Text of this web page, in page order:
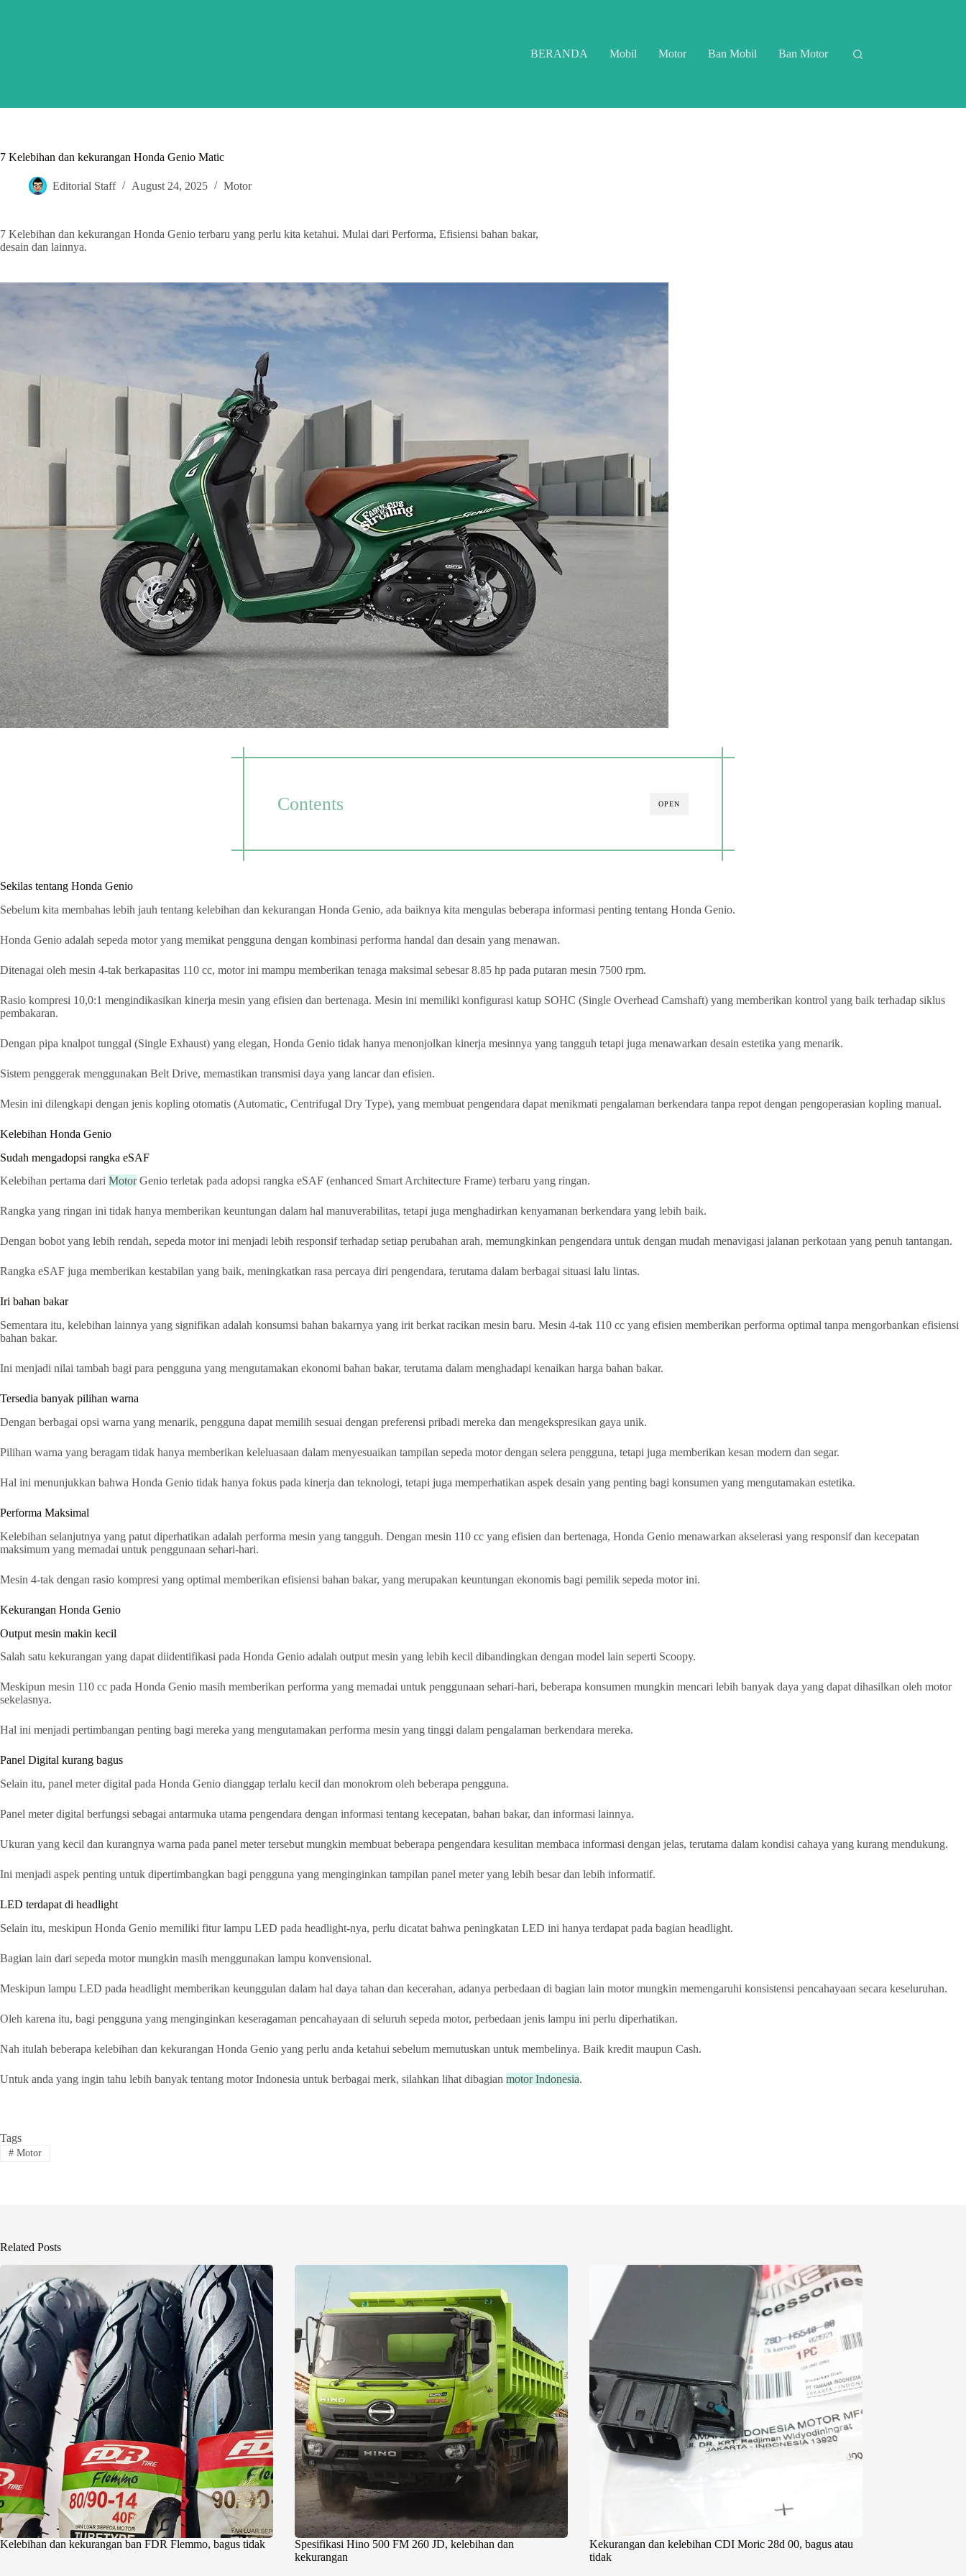
BERANDA
Mobil Motor Ban Mobil Ban Motor
7 Kelebihan dan kekurangan Honda Genio Matic
Editorial Staff August 24, 2025 Motor
7 Kelebihan dan kekurangan Honda Genio terbaru yang perlu kita ketahui. Mulai dari Performa, Efisiensi bahan bakar,
desain dan lainnya.
OPEN
Contents
Sekilas tentang Honda Genio
Sebelum kita membahas lebih jauh tentang kelebihan dan kekurangan Honda Genio, ada baiknya kita mengulas beberapa informasi penting tentang Honda Genio.
Honda Genio adalah sepeda motor yang memikat pengguna dengan kombinasi performa handal dan desain yang menawan.
Ditenagai oleh mesin 4-tak berkapasitas 110 cc, motor ini mampu memberikan tenaga maksimal sebesar 8.85 hp pada putaran mesin 7500 rpm.
Rasio kompresi 10,0:1 mengindikasikan kinerja mesin yang efisien dan bertenaga. Mesin ini memiliki konfigurasi katup SOHC (Single Overhead Camshaft) yang memberikan kontrol yang baik terhadap siklus
pembakaran.
Dengan pipa knalpot tunggal (Single Exhaust) yang elegan, Honda Genio tidak hanya menonjolkan kinerja mesinnya yang tangguh tetapi juga menawarkan desain estetika yang menarik.
Sistem penggerak menggunakan Belt Drive, memastikan transmisi daya yang lancar dan efisien.
Mesin ini dilengkapi dengan jenis kopling otomatis (Automatic, Centrifugal Dry Type), yang membuat pengendara dapat menikmati pengalaman berkendara tanpa repot dengan pengoperasian kopling manual.
Kelebihan Honda Genio
Sudah mengadopsi rangka eSAF
Kelebihan pertama dari MotorGenio terletak pada adopsi rangka eSAF (enhanced Smart Architecture Frame) terbaru yang ringan.
Rangka yang ringan ini tidak hanya memberikan keuntungan dalam hal manuverabilitas, tetapi juga menghadirkan kenyamanan berkendara yang lebih baik.
Dengan bobot yang lebih rendah, sepeda motor ini menjadi lebih responsif terhadap setiap perubahan arah, memungkinkan pengendara untuk dengan mudah menavigasi jalanan perkotaan yang penuh tantangan.
Rangka eSAF juga memberikan kestabilan yang baik, meningkatkan rasa percaya diri pengendara, terutama dalam berbagai situasi lalu lintas.
Iri bahan bakar
Sementara itu, kelebihan lainnya yang signifikan adalah konsumsi bahan bakarnya yang irit berkat racikan mesin baru. Mesin 4-tak 110 cc yang efisien memberikan performa optimal tanpa mengorbankan efisiensi
bahan bakar.
Ini menjadi nilai tambah bagi para pengguna yang mengutamakan ekonomi bahan bakar, terutama dalam menghadapi kenaikan harga bahan bakar.
Tersedia banyak pilihan warna
Dengan berbagai opsi warna yang menarik, pengguna dapat memilih sesuai dengan preferensi pribadi mereka dan mengekspresikan gaya unik.
Pilihan warna yang beragam tidak hanya memberikan keleluasaan dalam menyesuaikan tampilan sepeda motor dengan selera pengguna, tetapi juga memberikan kesan modern dan segar.
Hal ini menunjukkan bahwa Honda Genio tidak hanya fokus pada kinerja dan teknologi, tetapi juga memperhatikan aspek desain yang penting bagi konsumen yang mengutamakan estetika.
Performa Maksimal
Kelebihan selanjutnya yang patut diperhatikan adalah performa mesin yang tangguh. Dengan mesin 110 cc yang efisien dan bertenaga, Honda Genio menawarkan akselerasi yang responsif dan kecepatan
maksimum yang memadai untuk penggunaan sehari-hari.
Mesin 4-tak dengan rasio kompresi yang optimal memberikan efisiensi bahan bakar, yang merupakan keuntungan ekonomis bagi pemilik sepeda motor ini.
Kekurangan Honda Genio
Output mesin makin kecil
Salah satu kekurangan yang dapat diidentifikasi pada Honda Genio adalah output mesin yang lebih kecil dibandingkan dengan model lain seperti Scoopy.
Meskipun mesin 110 cc pada Honda Genio masih memberikan performa yang memadai untuk penggunaan sehari-hari, beberapa konsumen mungkin mencari lebih banyak daya yang dapat dihasilkan oleh motor
sekelasnya.
Hal ini menjadi pertimbangan penting bagi mereka yang mengutamakan performa mesin yang tinggi dalam pengalaman berkendara mereka.
Panel Digital kurang bagus
Selain itu, panel meter digital pada Honda Genio dianggap terlalu kecil dan monokrom oleh beberapa pengguna.
Panel meter digital berfungsi sebagai antarmuka utama pengendara dengan informasi tentang kecepatan, bahan bakar, dan informasi lainnya.
Ukuran yang kecil dan kurangnya warna pada panel meter tersebut mungkin membuat beberapa pengendara kesulitan membaca informasi dengan jelas, terutama dalam kondisi cahaya yang kurang mendukung.
Ini menjadi aspek penting untuk dipertimbangkan bagi pengguna yang menginginkan tampilan panel meter yang lebih besar dan lebih informatif.
LED terdapat di headlight
Selain itu, meskipun Honda Genio memiliki fitur lampu LED pada headlight-nya, perlu dicatat bahwa peningkatan LED ini hanya terdapat pada bagian headlight.
Bagian lain dari sepeda motor mungkin masih menggunakan lampu konvensional.
Meskipun lampu LED pada headlight memberikan keunggulan dalam hal daya tahan dan kecerahan, adanya perbedaan di bagian lain motor mungkin memengaruhi konsistensi pencahayaan secara keseluruhan.
Oleh karena itu, bagi pengguna yang menginginkan keseragaman pencahayaan di seluruh sepeda motor, perbedaan jenis lampu ini perlu diperhatikan.
Nah itulah beberapa kelebihan dan kekurangan Honda Genio yang perlu anda ketahui sebelum memutuskan untuk membelinya. Baik kredit maupun Cash.
Untuk anda yang ingin tahu lebih banyak tentang motor Indonesia untuk berbagai merk, silahkan lihat dibagian motor Indonesia.
Tags
#Motor
Related Posts
Kelebihan dan kekurangan ban FDR Flemmo, bagus tidak
Spesifikasi Hino 500 FM 260 JD, kelebihan dan
kekurangan
Kekurangan dan kelebihan CDI Moric 28d 00, bagus atau
tidak